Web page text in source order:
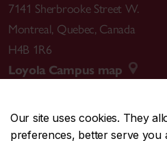
Our site uses cookies. They
preferences, better serve you
7141 Sherbrooke Street W.
Montreal, Quebec, Canada
H4B 1R6
Loyola Campus map